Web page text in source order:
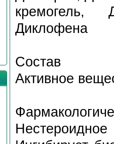
кремогель,
Диклофена
Состав
Активное